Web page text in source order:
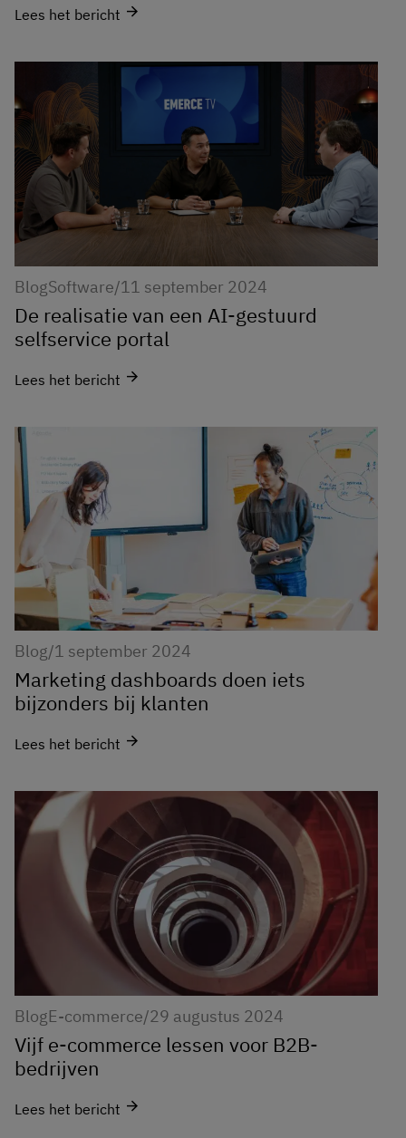
Lees het bericht arrow_forward
BlogSoftware/11 september 2024
De realisatie van een AI-gestuurd
selfservice portal
Lees het bericht arrow_forward
Blog/1 september 2024
Marketing dashboards doen iets
bijzonders bij klanten
Lees het bericht arrow_forward
BlogE-commerce/29 augustus 2024
Vijf e-commerce lessen voor B2B-
bedrijven
Lees het bericht arrow_forward